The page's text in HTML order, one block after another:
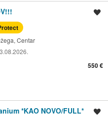
Centar
550 €
*KAO NOVO/FULL*